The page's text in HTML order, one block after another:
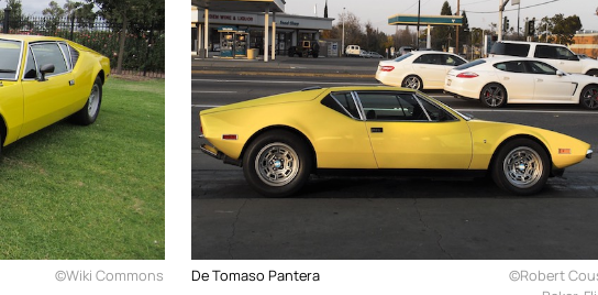
©Wiki Commons De Tomaso Pantera
©Robert